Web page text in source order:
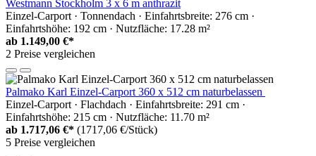
Westmann Stockholm 3 x 6 m anthrazit
Einzel-Carport · Tonnendach · Einfahrtsbreite: 276 cm ·
Einfahrtshöhe: 192 cm · Nutzfläche: 17.28 m²
ab 1.149,00 €*
2 Preise vergleichen
Palmako Karl Einzel-Carport 360 x 512 cm naturbelassen
Einzel-Carport · Flachdach · Einfahrtsbreite: 291 cm ·
Einfahrtshöhe: 215 cm · Nutzfläche: 11.70 m²
ab 1.717,06 €* (1717,06 €/Stück)
5 Preise vergleichen